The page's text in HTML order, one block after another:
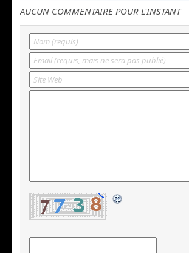
AUCUN COMMENTAIRE POUR L'INSTANT